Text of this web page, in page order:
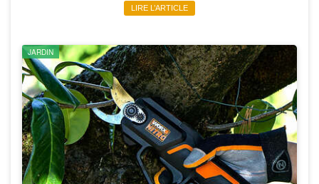
LIRE L’ARTICLE
JARDIN